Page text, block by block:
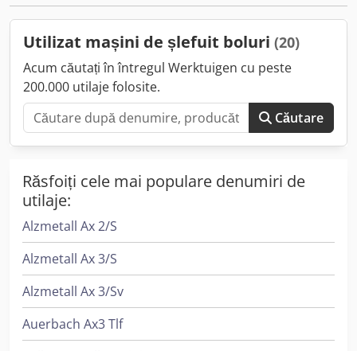
magnetică Piatră de rectificat nouă Instalație de ungere
Utilizat mașini de șlefuit boluri (20)
Acum căutați în întregul Werktuigen cu peste
200.000 utilaje folosite.
Căutare
Răsfoiți cele mai populare denumiri de
utilaje:
Alzmetall Ax 2/S
Alzmetall Ax 3/S
Alzmetall Ax 3/Sv
Auerbach Ax3 Tlf